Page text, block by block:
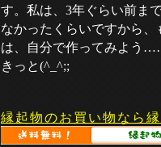
す。私は、3年ぐらい前ま
なかったくらいですから
は、自分で作ってみよう
きっと(^_^;;
縁起物のお買い物なら